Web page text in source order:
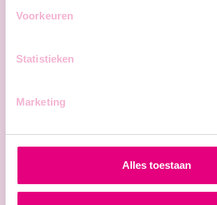
Voorkeuren
Statistieken
Marketing
Alles toestaan
GSM